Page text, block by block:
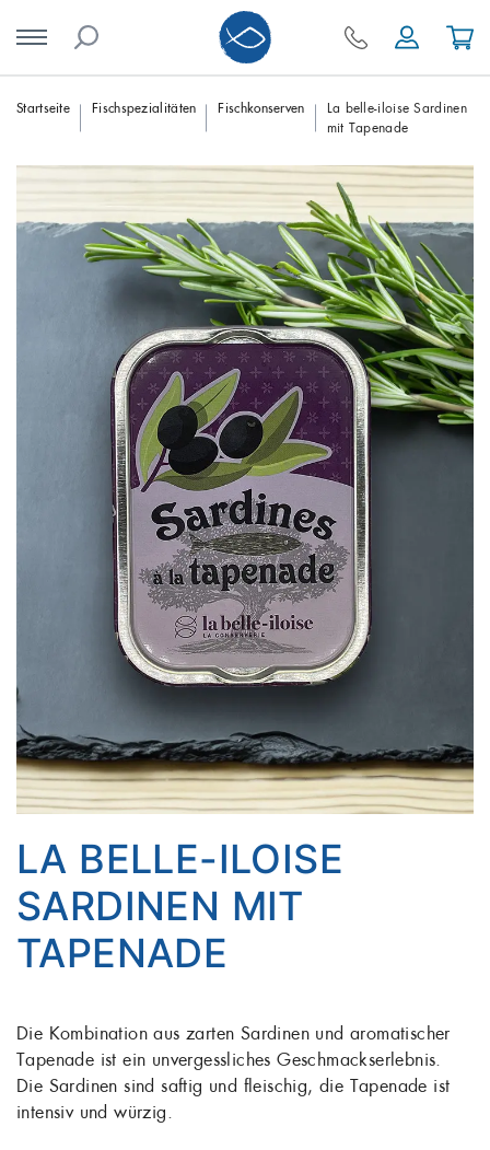
Skip
content
Startseite Fischspezialitäten Fischkonserven
La belle-iloise Sardinen
mit Tapenade
LA BELLE-ILOISE
SARDINEN MIT
TAPENADE
Die Kombination aus zarten Sardinen und aromatischer
Tapenade ist ein unvergessliches Geschmackserlebnis.
Die Sardinen sind saftig und fleischig, die Tapenade ist
intensiv und würzig.